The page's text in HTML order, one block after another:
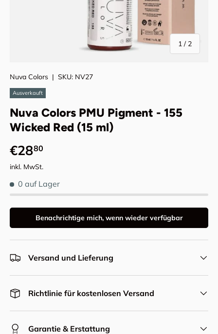
1 / von
2
Nuva Colors | SKU: NV27
Ausverkauft
Nuva Colors PMU Pigment - 155
Wicked Red (15 ml)
Normaler Preis
€2880
inkl. MwSt.
0 auf Lager
Benachrichtige mich, wenn wieder verfügbar
Versand und Lieferung
Richtlinie für kostenlosen Versand
Garantie & Erstattung